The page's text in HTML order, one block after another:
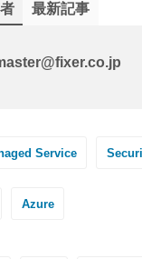
最新記事
Service
Azure